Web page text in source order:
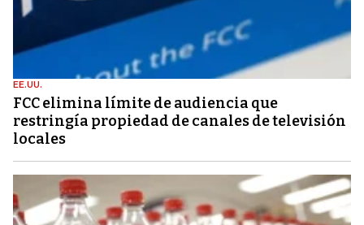
EE.UU.
FCC elimina límite de audiencia que
restringía propiedad de canales de televisión
locales